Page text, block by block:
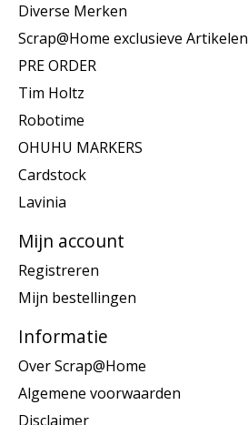
Diverse Merken
Scrap@Home exclusieve Artikelen
PRE ORDER
Tim Holtz
Robotime
OHUHU MARKERS
Cardstock
Lavinia
Mijn account
Registreren
Mijn bestellingen
Informatie
Over Scrap@Home
Algemene voorwaarden
Disclaimer